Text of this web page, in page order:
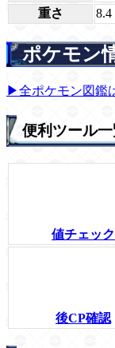
重さ
8.4
ポケモン
▶全ポケモン図鑑
便利ツール
値チェック
後CP確認